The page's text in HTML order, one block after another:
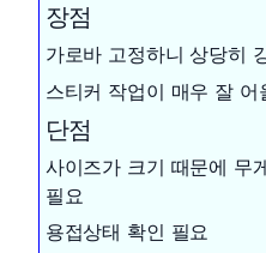
장점
가로바 고정하니 상당히
스티커 작업이 매우 잘 어
단점
사이즈가 크기 때문에 무
필요
용접상태 확인 필요